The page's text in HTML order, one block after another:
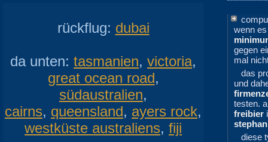
rückflug: dubai
da unten: tasmanien, victoria,
great ocean road,
südaustralien,
cairns, queensland, ayers rock,
westküste australiens, fiji
wenn
gegen
mal
das
und
testen.
freibier
stephan
diese